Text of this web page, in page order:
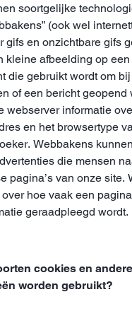
soortgelijke
(ook wel
gifs en onzichtbare gifs
kleine afbeelding op
die gebruikt wordt om
of een bericht geopend
webserver informatie
en het browsertype
Webbakens
die mensen
pagina’s van onze site.
hoe vaak een
geraadpleegd wordt.
cookies en andere
worden gebruikt?